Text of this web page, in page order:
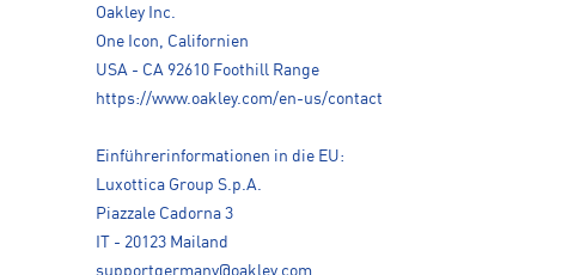
Oakley Inc.
One Icon, Californien
USA - CA 92610 Foothill Range
https://www.oakley.com/en-us/contact
Einführerinformationen in die EU:
Luxottica Group S.p.A.
Piazzale Cadorna 3
IT - 20123 Mailand
supportgermany@oakley.com